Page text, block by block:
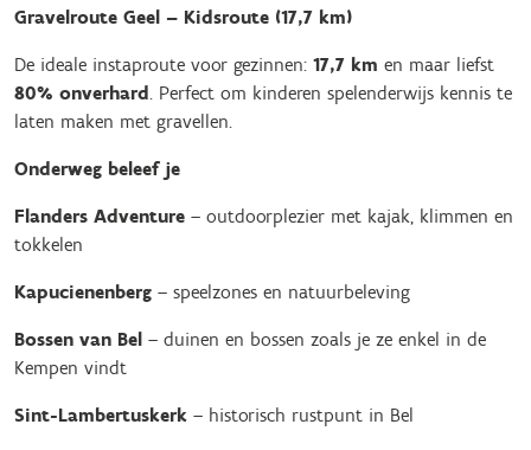
Gravelroute Geel – Kidsroute (17,7 km)
De ideale instaproute voor gezinnen: 17,7 km en maar liefst
80% onverhard. Perfect om kinderen spelenderwijs kennis te
laten maken met gravellen.
Onderweg beleef je
Flanders Adventure – outdoorplezier met kajak, klimmen en
tokkelen
Kapucienenberg – speelzones en natuurbeleving
Bossen van Bel – duinen en bossen zoals je ze enkel in de
Kempen vindt
Sint-Lambertuskerk – historisch rustpunt in Bel